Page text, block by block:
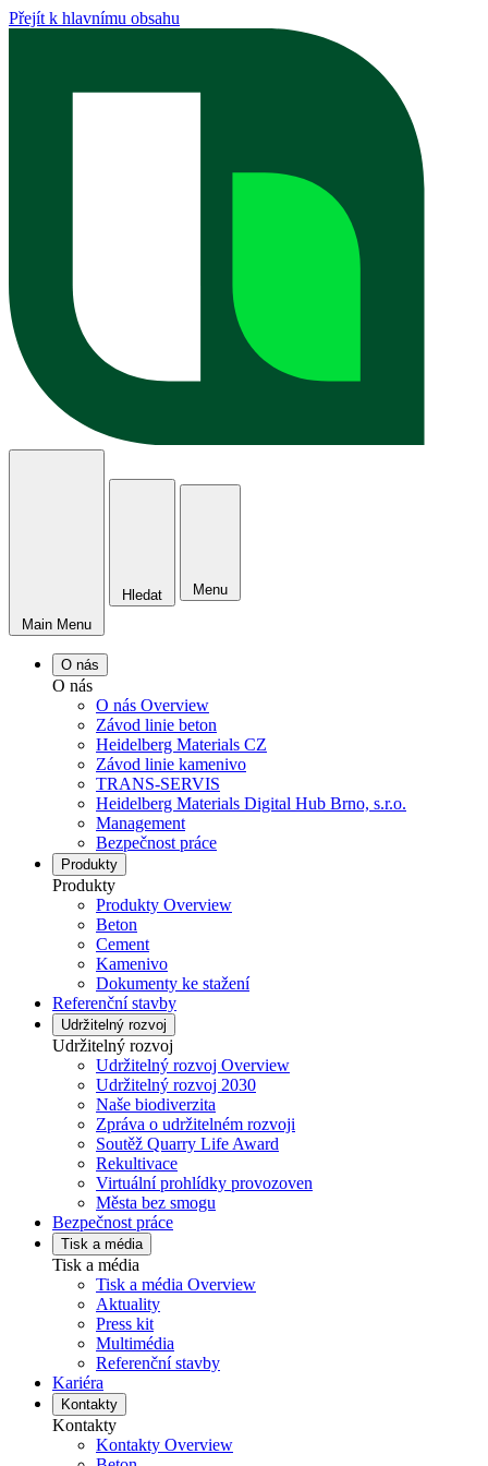
Přejít k hlavnímu obsahu
Main Menu
Hledat Menu
O nás
O nás
O nás Overview
Závod linie beton
Heidelberg Materials CZ
Závod linie kamenivo
TRANS-SERVIS
Heidelberg Materials Digital Hub Brno, s.r.o.
Management
Bezpečnost práce
Produkty
Produkty
Produkty Overview
Beton
Cement
Kamenivo
Dokumenty ke stažení
Referenční stavby
Udržitelný rozvoj
Udržitelný rozvoj
Udržitelný rozvoj Overview
Udržitelný rozvoj 2030
Naše biodiverzita
Zpráva o udržitelném rozvoji
Soutěž Quarry Life Award
Rekultivace
Virtuální prohlídky provozoven
Města bez smogu
Bezpečnost práce
Tisk a média
Tisk a média
Tisk a média Overview
Aktuality
Press kit
Multimédia
Referenční stavby
Kariéra
Kontakty
Kontakty
Kontakty Overview